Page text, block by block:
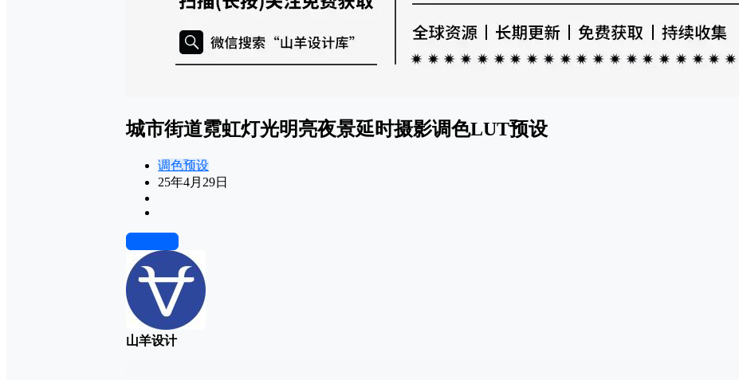
城市街道霓虹灯光明亮夜景延时摄影调色LUT预设
调色预设
25年4月29日
山羊设计